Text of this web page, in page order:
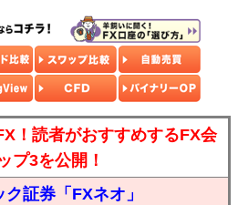
！読者がおすすめするFX会
プ3を公開！
証券「FXネオ」